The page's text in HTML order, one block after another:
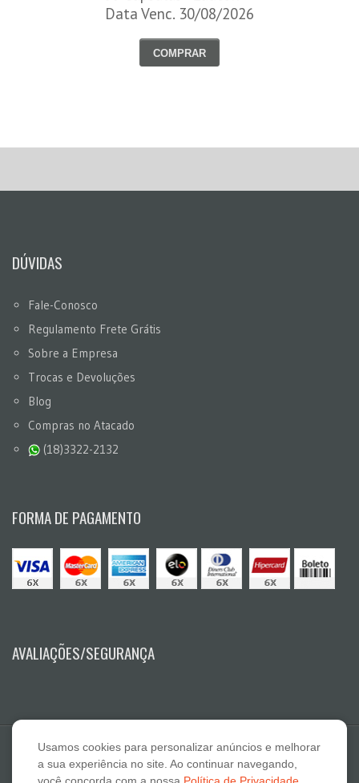
Data Venc. 30/08/2026
COMPRAR
DÚVIDAS
Fale-Conosco
Regulamento Frete Grátis
Sobre a Empresa
Trocas e Devoluções
Blog
Compras no Atacado
(18)3322-2132
FORMA DE PAGAMENTO
AVALIAÇÕES/SEGURANÇA
Usamos cookies para personalizar anúncios e melhorar
a sua experiência no site. Ao continuar navegando,